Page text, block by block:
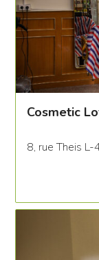
Cosmetic
8, rue Theis